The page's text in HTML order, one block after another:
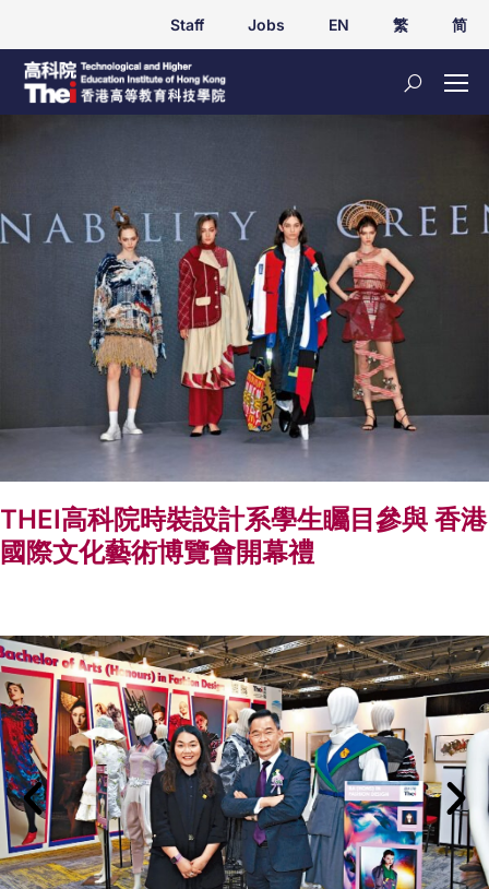
Staff Jobs EN 繁 简
THEI高科院時裝設計系學生矚目參與 香港
國際文化藝術博覽會開幕禮